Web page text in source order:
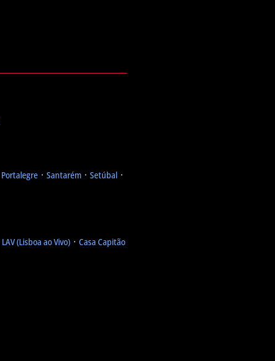
Portalegre ᛫ Santarém ᛫ Setúbal ᛫
LAV (Lisboa ao Vivo) ᛫ Casa Capitão